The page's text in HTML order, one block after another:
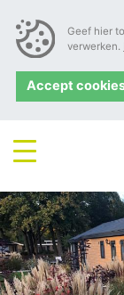
Geef hier
verwerken.
Accept